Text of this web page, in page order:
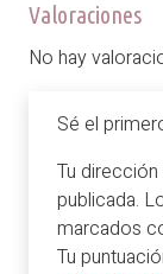
Valoraciones
No hay
Sé el
Tu
publicada.
marcados
Tu